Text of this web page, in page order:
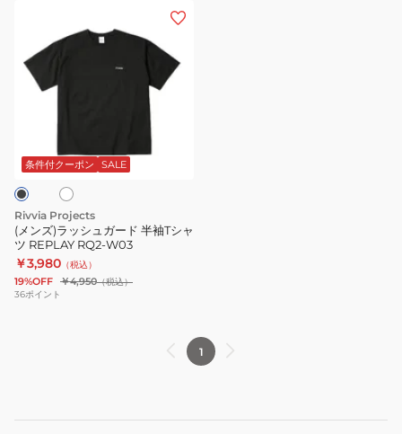
SWING
RQ2-
ズ)
ガ
ー
ド
半
袖
T
シ
条件付クーポン SALE
Rivvia Projects
(メンズ)ラッシュガード 半袖Tシャ
ツ REPLAY RQ2-W03
￥3,980 （税込）
19%OFF ￥4,950（税込）
36ポイント
1